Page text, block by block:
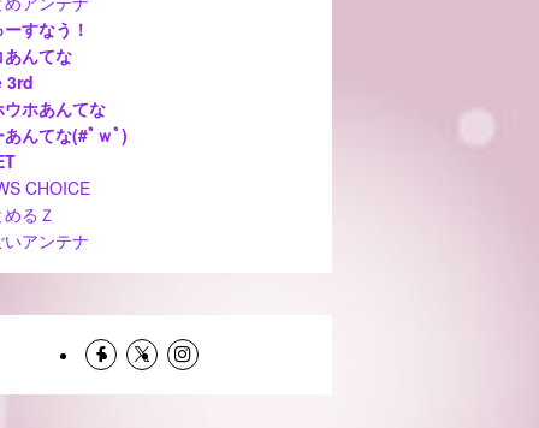
すなう！
あんてな
3rd
ウホあんてな
んてな(#ﾟｗﾟ)
CHOICE
るＺ
いアンテナ